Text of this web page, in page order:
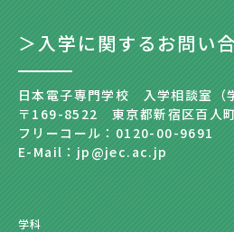
＞入学に関するお問い
日本電子専門学校 入学相談室（
〒169-8522 東京都新宿区百人
フリーコール：0120-00-9691
E-Mail：jp@jec.ac.jp
学科